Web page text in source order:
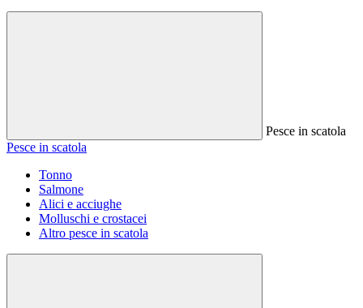
Pesce in scatola
Pesce in scatola
Tonno
Salmone
Alici e acciughe
Molluschi e crostacei
Altro pesce in scatola